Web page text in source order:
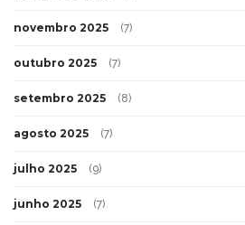
novembro 2025 (7)
outubro 2025 (7)
setembro 2025 (8)
agosto 2025 (7)
julho 2025 (9)
junho 2025 (7)